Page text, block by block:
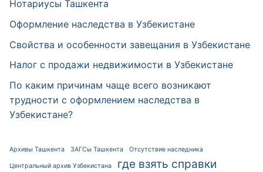
Нотариусы Ташкента
Оформление наследства в Узбекистане
Свойства и особенности завещания в Узбекистане
Налог с продажи недвижимости в Узбекистане
По каким причинам чаще всего возникают
трудности с оформлением наследства в
Узбекистане?
Архивы Ташкента ЗАГСы Ташкента Отсутствие наследника
Центральный архив Узбекистана где взять справки